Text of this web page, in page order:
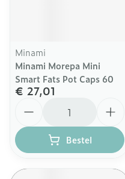
Minami
Minami Morepa Mini
Smart Fats Pot Caps 60
€ 27,01
Bestel